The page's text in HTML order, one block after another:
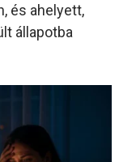
és ahelyett,
állapotba